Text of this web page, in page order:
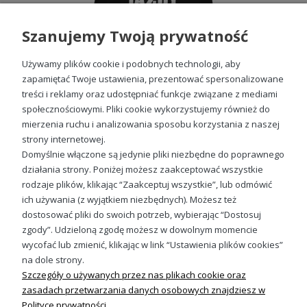
Koszulka bez gwiazdy nie ma jazdy damska
49,98 zł
Sprawdź nasze social media
Szanujemy Twoją prywatność
Używamy plików cookie i podobnych technologii, aby
zapamiętać Twoje ustawienia, prezentować spersonalizowane
treści i reklamy oraz udostępniać funkcje związane z mediami
społecznościowymi. Pliki cookie wykorzystujemy również do
mierzenia ruchu i analizowania sposobu korzystania z naszej
strony internetowej.
Domyślnie włączone są jedynie pliki niezbędne do poprawnego
działania strony. Poniżej możesz zaakceptować wszystkie
rodzaje plików, klikając “Zaakceptuj wszystkie”, lub odmówić
ich używania (z wyjątkiem niezbędnych). Możesz też
dostosować pliki do swoich potrzeb, wybierając “Dostosuj
zgody”. Udzieloną zgodę możesz w dowolnym momencie
wycofać lub zmienić, klikając w link “Ustawienia plików cookies”
na dole strony.
Szczegóły o używanych przez nas plikach cookie oraz
zasadach przetwarzania danych osobowych znajdziesz w